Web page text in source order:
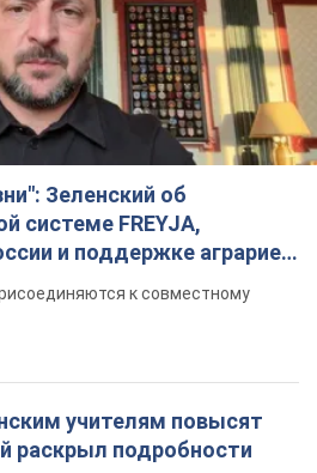
Зеленский об
системе FREYJA,
и поддержке аграриев.
к совместному
учителям повысят
раскрыл подробности